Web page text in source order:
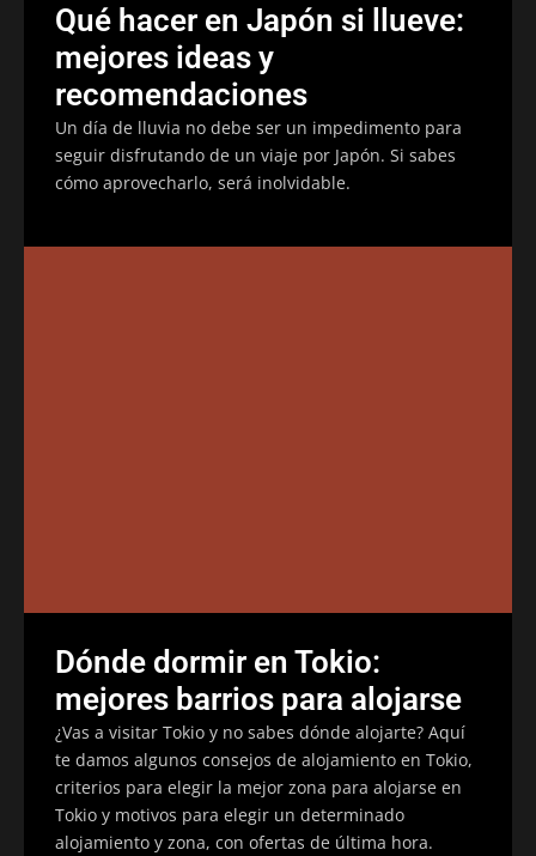
Qué hacer en Japón si llueve:
mejores ideas y
recomendaciones
Un día de lluvia no debe ser un impedimento para
seguir disfrutando de un viaje por Japón. Si sabes
cómo aprovecharlo, será inolvidable.
Dónde dormir en Tokio:
mejores barrios para alojarse
¿Vas a visitar Tokio y no sabes dónde alojarte? Aquí
te damos algunos consejos de alojamiento en Tokio,
criterios para elegir la mejor zona para alojarse en
Tokio y motivos para elegir un determinado
alojamiento y zona, con ofertas de última hora.